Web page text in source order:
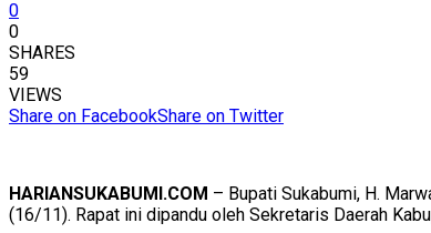
0
0
SHARES
59
VIEWS
Share on FacebookShare on Twitter
HARIANSUKABUMI.COM – Bupati Sukabumi, H.
(16/11). Rapat ini dipandu oleh Sekretaris Daerah